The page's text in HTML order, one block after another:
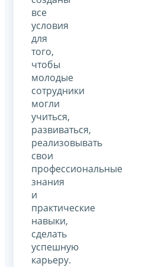
все
условия
для
того,
чтобы
молодые
сотрудники
могли
учиться,
развиваться,
реализовывать
свои
профессиональные
знания
и
практические
навыки,
сделать
успешную
карьеру.